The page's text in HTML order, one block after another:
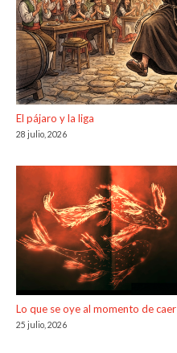
El pájaro y la liga
28 julio, 2026
Lo que se oye al momento de caer
25 julio, 2026